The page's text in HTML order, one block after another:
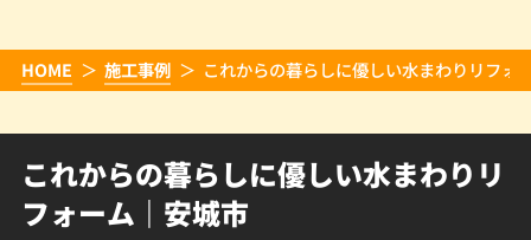
HOME 施工事例 これからの暮らしに優しい水まわりリフォ
これからの暮らしに優しい水まわりリ
フォーム｜安城市